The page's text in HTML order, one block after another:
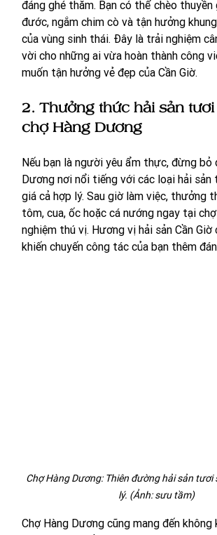
đáng ghé thăm. Bạn có thể chèo
đước, ngắm chim cò và tận hưởng
của vùng sinh thái. Đây là trải nghiệm
vời cho những ai vừa hoàn thành công
muốn tận hưởng vẻ đẹp của Cần Giờ.
2. Thưởng thức hải sản
chợ Hàng Dương
Nếu bạn là người yêu ẩm thực, đừng bỏ
Dương nơi nổi tiếng với các loại hải sản
giá cả hợp lý. Sau giờ làm việc, thưởng
tôm, cua, ốc hoặc cá nướng ngay tại
nghiệm thú vị. Hương vị hải sản Cần Giờ
khiến chuyến công tác của bạn thêm
Chợ Hàng Dương: Thiên đường hải sản tươi
lý. (Ảnh: sưu tầm)
Chợ Hàng Dương cũng mang đến không